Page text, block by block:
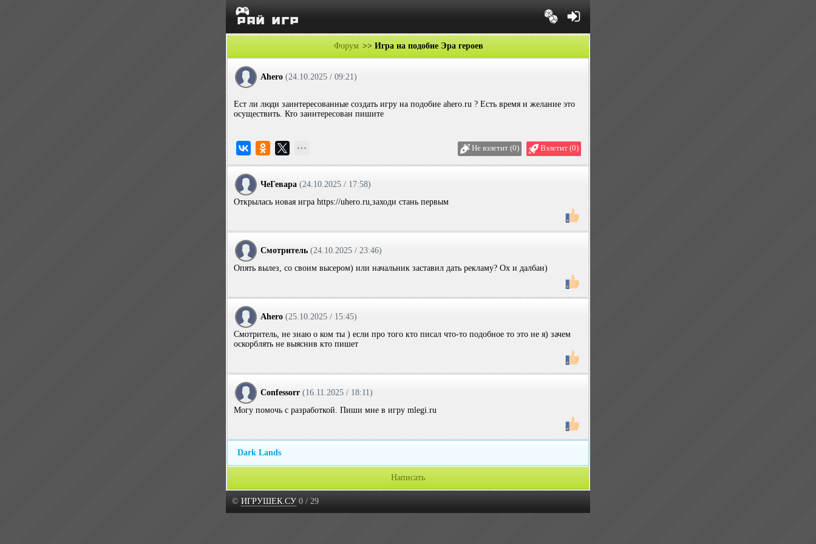
Форум >> Игра на подобие Эра героев
Ahero (24.10.2025 / 09:21)
Ест ли люди заинтересованные создать игру на подобие ahero.ru ? Есть время и желание это
осуществить. Кто заинтересован пишите
Взлетит (0)
Не взлетит (0)
ЧеГевара (24.10.2025 / 17:58)
Открылась новая игра https://uhero.ru,заходи стань первым
Смотритель (24.10.2025 / 23:46)
Опять вылез, со своим высером) или начальник заставил дать рекламу? Ох и далбан)
Ahero (25.10.2025 / 15:45)
Смотритель, не знаю о ком ты ) если про того кто писал что-то подобное то это не я) зачем
оскорблять не выяснив кто пишет
Confessorr (16.11.2025 / 18:11)
Могу помочь с разработкой. Пиши мне в игру mlegi.ru
Dark Lands
Написать
© ИГРУШЕК.СУ 0 / 29